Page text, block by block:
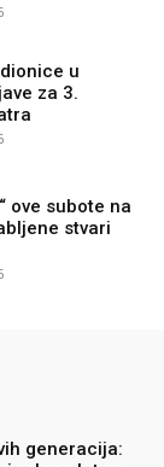
u
za 3.
ove subote na
stvari
generacija: